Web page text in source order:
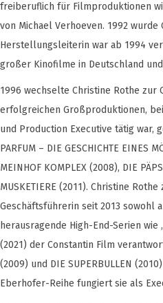
freiberuflich für Filmproduktionen wie
von Michael Verhoeven. 1992 wurde
Herstellungsleiterin war ab 1994
großer Kinofilme in Deutschland
1996 wechselte Christine Rothe zur
erfolgreichen Großproduktionen,
und Production Executive tätig war,
PARFUM – DIE GESCHICHTE EINES
MEINHOF KOMPLEX (2008), DIE
MUSKETIERE (2011). Christine
Geschäftsführerin seit 2013 sowohl
herausragende High-End-Serien
(2021) der Constantin Film
(2009) und DIE SUPERBULLEN
Eberhofer-Reihe fungiert sie als